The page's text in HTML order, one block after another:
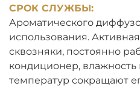
СРОК СЛУЖБЫ:
Ароматического
использования.
сквозняки, постоянно
кондиционер, влажность
температур сокращают